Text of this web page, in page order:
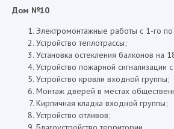
Дом №10
Электромонтажные работы с 1-го
Устройство теплотрассы;
Установка остекления балконов на
Устройство пожарной сигнализации
Устройство кровли входной группы;
Монтаж дверей в местах
Кирпичная кладка входной группы;
Устройство отливов;